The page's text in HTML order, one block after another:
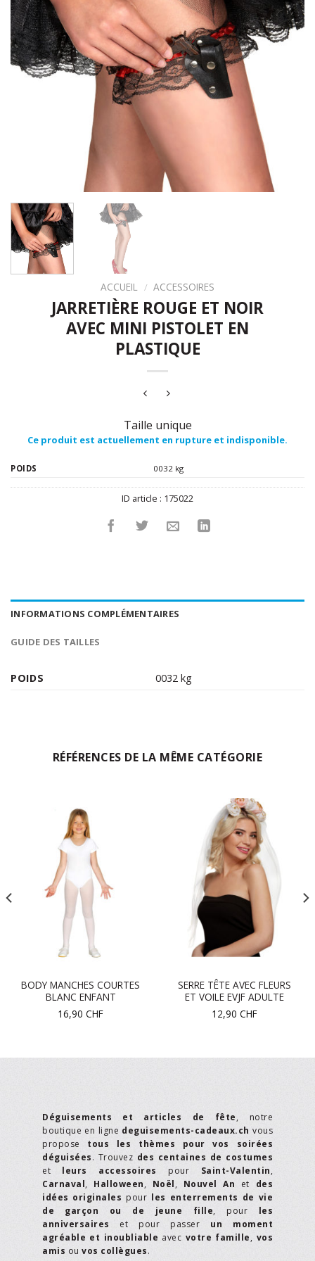
ACCUEIL / ACCESSOIRES
JARRETIÈRE ROUGE ET NOIR
AVEC MINI PISTOLET EN
PLASTIQUE
Taille unique
Ce produit est actuellement en rupture et indisponible.
POIDS 0032 kg
ID article : 175022
INFORMATIONS COMPLÉMENTAIRES
GUIDE DES TAILLES
POIDS 0032 kg
RÉFÉRENCES DE LA MÊME CATÉGORIE
BODY MANCHES COURTES
BLANC ENFANT
16,90 CHF
SERRE TÊTE AVEC FLEURS
ET VOILE EVJF ADULTE
12,90 CHF
Déguisements et articles de fête, notre
boutique en ligne deguisements-cadeaux.ch vous
propose tous les thèmes pour vos soirées
déguisées. Trouvez des centaines de costumes
et leurs accessoires pour Saint-Valentin,
Carnaval, Halloween, Noël, Nouvel An et des
idées originales pour les enterrements de vie
de garçon ou de jeune fille, pour les
anniversaires et pour passer un moment
agréable et inoubliable avec votre famille, vos
amis ou vos collègues.